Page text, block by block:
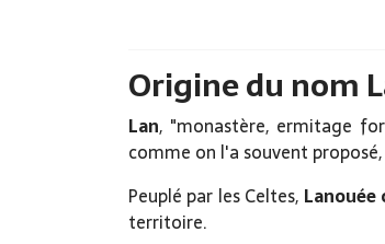
Origine du nom
Lan, "monastère, ermitage
comme on l'a souvent
Peuplé par les Celtes,
territoire.